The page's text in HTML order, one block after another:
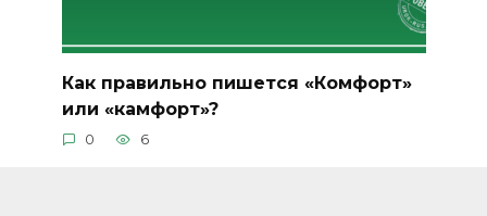
Как правильно пишется «Комфорт»
или «камфорт»?
0 6